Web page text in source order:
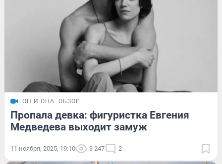
ОН И ОНА ОБЗОР
Пропала девка: фигуристка Евгения
Медведева выходит замуж
11 ноября, 2025, 19:10 3 247 2